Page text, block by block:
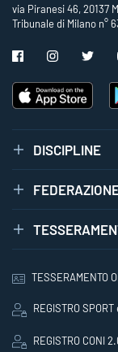
via Piranesi 46, 20137
Tribunale di Milano n°
DISCIPLINE
TESSERAMENTO
REGISTRO
REGISTRO CONI